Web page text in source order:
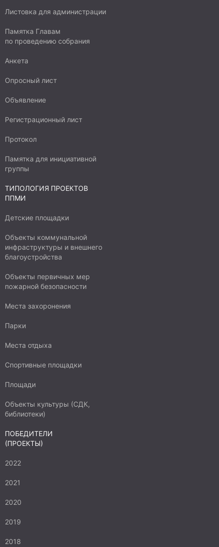
Листовка для администрации
Памятка Главам
по проведению собрания
Анкета
Опросный лист
Объявление
Регистрационный лист
Протокол
Памятка для инициативной
группы
ТИПОЛОГИЯ ПРОЕКТОВ
ППМИ
Детские площадки
Объекты коммунальной
инфраструктуры и внешнего
благоустройства
Объекты первичных мер
пожарной безопасности
Места захоронения
Парки
Места отдыха
Спортивные площадки
Площади
Объекты культуры (СДК,
библиотеки)
ПОБЕДИТЕЛИ
(ПРОЕКТЫ)
2022
2021
2020
2019
2018